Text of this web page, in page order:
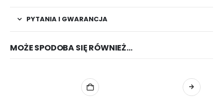
PYTANIA I GWARANCJA
MOŻE SPODOBA SIĘ RÓWNIEŻ…